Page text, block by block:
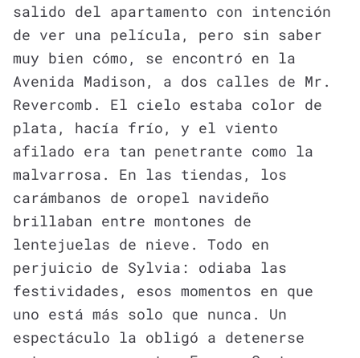
salido del apartamento con intención
de ver una película, pero sin saber
muy bien cómo, se encontró en la
Avenida Madison, a dos calles de Mr.
Revercomb. El cielo estaba color de
plata, hacía frío, y el viento
afilado era tan penetrante como la
malvarrosa. En las tiendas, los
carámbanos de oropel navideño
brillaban entre montones de
lentejuelas de nieve. Todo en
perjuicio de Sylvia: odiaba las
festividades, esos momentos en que
uno está más solo que nunca. Un
espectáculo la obligó a detenerse